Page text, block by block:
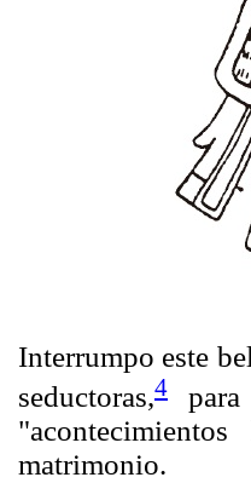
Interrumpo este
seductoras,4
matrimonio.